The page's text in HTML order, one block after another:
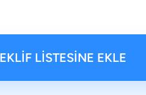
LİSTESİNE EKLE